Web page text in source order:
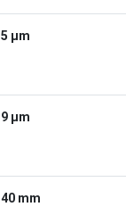
5 µm
9 µm
40 mm